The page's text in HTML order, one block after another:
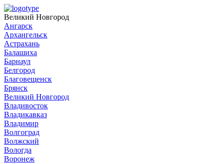
Великий Новгород
Ангарск
Архангельск
Астрахань
Балашиха
Барнаул
Белгород
Благовещенск
Брянск
Великий Новгород
Владивосток
Владикавказ
Владимир
Волгоград
Волжский
Вологда
Воронеж